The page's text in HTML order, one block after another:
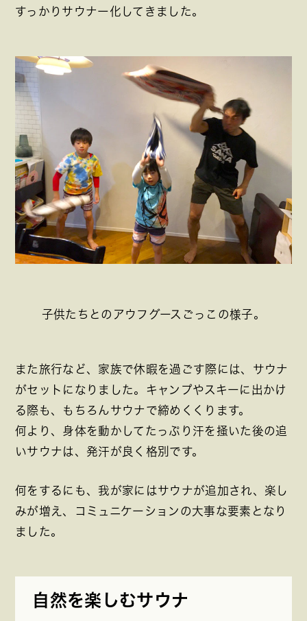
すっかりサウナー化してきました。
子供たちとのアウフグースごっこの様子。
また旅行など、家族で休暇を過ごす際には、サウナ
がセットになりました。キャンプやスキーに出かけ
る際も、もちろんサウナで締めくくります。
何より、身体を動かしてたっぷり汗を掻いた後の追
いサウナは、発汗が良く格別です。
何をするにも、我が家にはサウナが追加され、楽し
みが増え、コミュニケーションの大事な要素となり
ました。
自然を楽しむサウナ